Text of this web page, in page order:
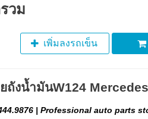
วม
เพิ่มลงรถเข็น
ถังน้ำมันW124
| Professional auto parts